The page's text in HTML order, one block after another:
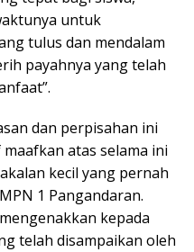
untuk
tulus dan mendalam
payahnya yang telah
dan perpisahan ini
atas selama ini
kecil yang pernah
1 Pangandaran.
kepada
telah disampaikan oleh